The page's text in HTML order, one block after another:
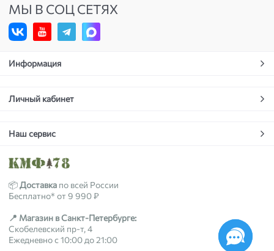
МЫ В СОЦ СЕТЯХ
Информация
Личный кабинет
Наш сервис
📦Доставка по всей России
Бесплатно* от 9 990 ₽
📍 Магазин в Санкт-Петербурге:
Скобелевский пр-т, 4
Ежедневно с 10:00 до 21:00